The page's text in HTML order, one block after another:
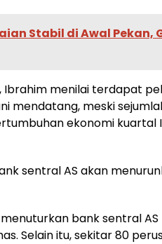
Stabil di Awal Pekan,
Ibrahim menilai terdapat
mendatang, meski
ekonomi kuartal
sentral AS akan
bank sentral
Selain itu, sekitar 80